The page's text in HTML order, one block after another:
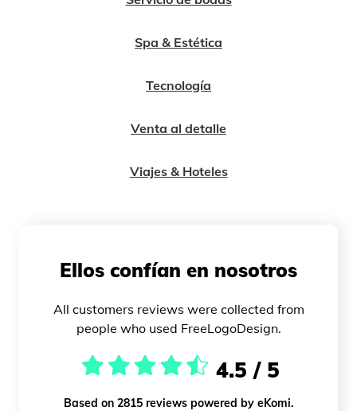
Spa & Estética
Tecnología
Venta al detalle
Viajes & Hoteles
Ellos confían en nosotros
All customers reviews were collected from
people who used FreeLogoDesign.
4.5 / 5
Based on 2815 reviews powered by eKomi.